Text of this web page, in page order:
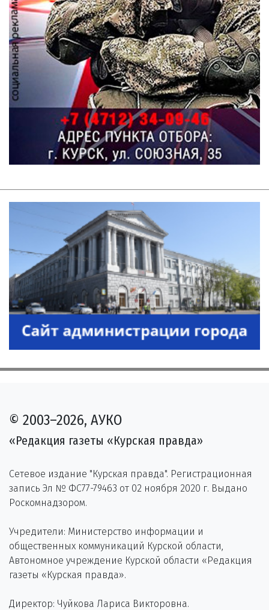
© 2003–2026, АУКО
«Редакция газеты «Курская правда»
Сетевое издание "Курская правда". Регистрационная
запись Эл № ФС77-79463 от 02 ноября 2020 г. Выдано
Роскомнадзором.
Учредители: Министерство информации и
общественных коммуникаций Курской области,
Автономное учреждение Курской области «Редакция
газеты «Курская правда».
Директор: Чуйкова Лариса Викторовна.